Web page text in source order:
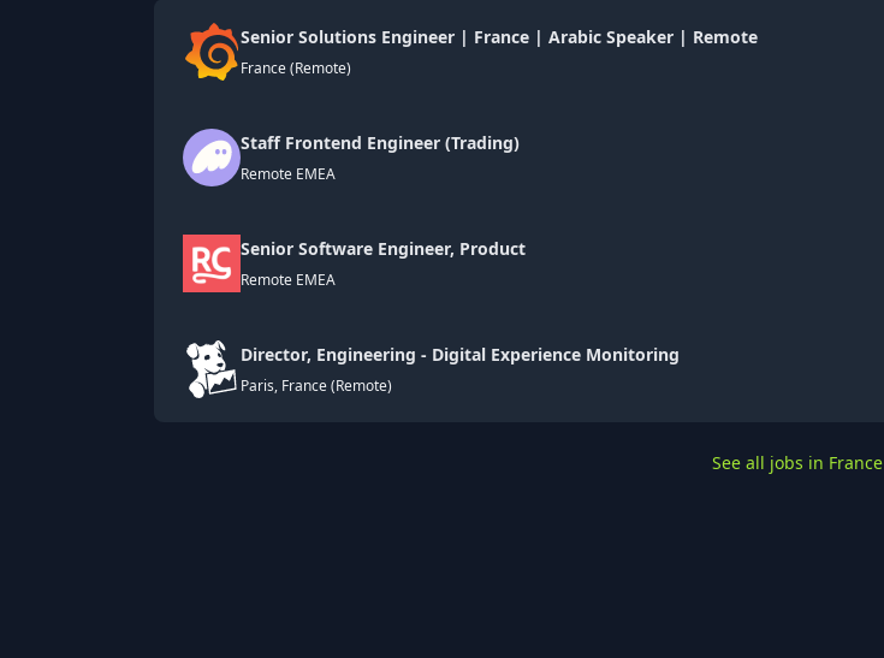
Senior Solutions Engineer | France | Arabic Speaker | Remote
France (Remote)
Staff Frontend Engineer (Trading)
Remote EMEA
Senior Software Engineer, Product
Remote EMEA
Director, Engineering - Digital Experience Monitoring
Paris, France (Remote)
See all jobs in France